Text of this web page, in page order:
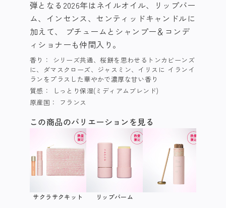
弾となる2026年はネイルオイル、リップバー
ム、インセンス、センティッドキャンドルに
加えて、 プチュームとシャンプー＆コンデ
ィショナーも仲間入り。
香り：
シリーズ共通、桜餅を思わせるトンカビーンズ
に、ダマスクローズ、ジャスミン、イリスに イランイ
ランをプラスした華やかで濃厚な甘い香り
質感：
しっとり保湿(ミディアムブレンド)
原産国：
フランス
この商品のバリエーションを見る
サクラサクキット リップバーム